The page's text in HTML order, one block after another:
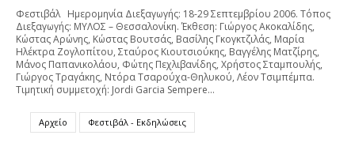
Φεστιβάλ Ημερομηνία Διεξαγωγής: 18-29 Σεπτεμβρίου 2006. Τόπος
Διεξαγωγής: ΜΥΛΟΣ – Θεσσαλονίκη. Έκθεση: Γιώργος Ακοκαλίδης,
Κώστας Αρώνης, Κώστας Βουτσάς, Βασίλης Γκογκτζιλάς, Μαρία
Ηλέκτρα Ζογλοπίτου, Σταύρος Κιουτσιούκης, Βαγγέλης Ματζίρης,
Μάνος Παπανικολάου, Φώτης Πεχλιβανίδης, Χρήστος Σταμπουλής,
Γιώργος Τραγάκης, Ντόρα Τσαρούχα-Θηλυκού, Λέον Τσιμπέμπα.
Τιμητική συμμετοχή: Jordi Garcia Sempere…
Αρχείο Φεστιβάλ - Εκδηλώσεις